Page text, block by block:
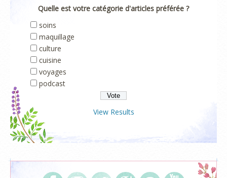
Quelle est votre catégorie d'articles préférée ?
soins
maquillage
culture
cuisine
voyages
podcast
View Results